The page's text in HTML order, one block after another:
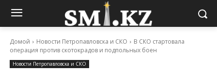
Домой Новости Петропавловска и СКО
В СКО стартовала
операция против скотокрадов и подпольных боен
Новости Петропавловска и СКО